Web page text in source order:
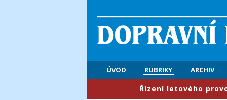
ÚVOD RUBRIKY ARCHIV
​Řízení letového provozu: